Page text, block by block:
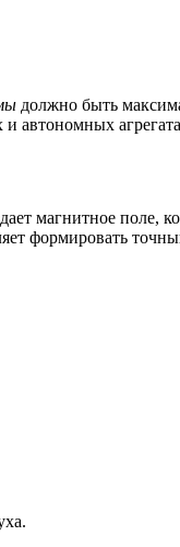
должно быть
магнитное поле,
формировать